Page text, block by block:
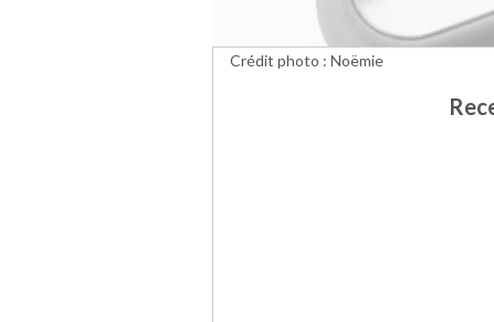
Crédit photo : Noëmie